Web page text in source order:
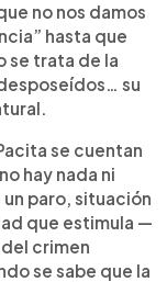
no nos damos
hasta que
se trata de la
su
se cuentan
hay nada ni
paro, situación
que estimula —
crimen
se sabe que la